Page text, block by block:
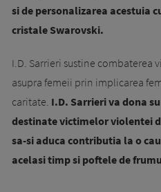
si de personalizarea acestuia
cristale Swarovski.
I.D. Sarrieri sustine
asupra femeii prin implicarea
caritate. I.D. Sarrieri va dona
destinate victimelor violentei
sa-si aduca contributia la o
acelasi timp si poftele de